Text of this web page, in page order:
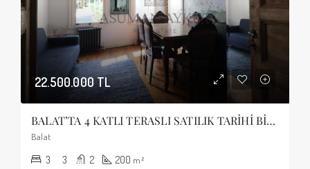
22.500.000 TL
BALAT’TA 4 KATLI TERASLI SATILIK TARİHİ BİNA
Balat
3 3 2 200 m²